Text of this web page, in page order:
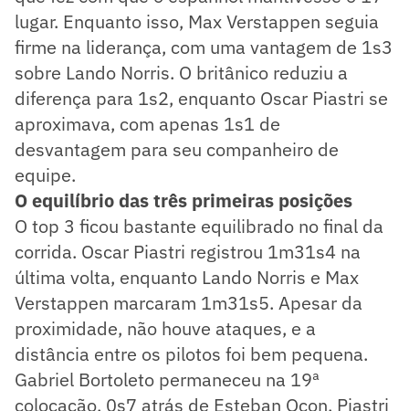
lugar. Enquanto isso, Max Verstappen seguia
firme na liderança, com uma vantagem de 1s3
sobre Lando Norris. O britânico reduziu a
diferença para 1s2, enquanto Oscar Piastri se
aproximava, com apenas 1s1 de
desvantagem para seu companheiro de
equipe.
O equilíbrio das três primeiras posições
O top 3 ficou bastante equilibrado no final da
corrida. Oscar Piastri registrou 1m31s4 na
última volta, enquanto Lando Norris e Max
Verstappen marcaram 1m31s5. Apesar da
proximidade, não houve ataques, e a
distância entre os pilotos foi bem pequena.
Gabriel Bortoleto permaneceu na 19ª
colocação, 0s7 atrás de Esteban Ocon. Piastri